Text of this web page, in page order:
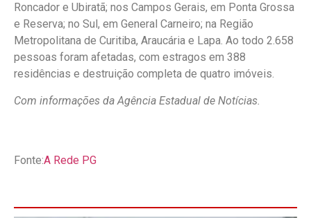
Roncador e Ubiratã; nos Campos Gerais, em Ponta Grossa
e Reserva; no Sul, em General Carneiro; na Região
Metropolitana de Curitiba, Araucária e Lapa. Ao todo 2.658
pessoas foram afetadas, com estragos em 388
residências e destruição completa de quatro imóveis.
Com informações da Agência Estadual de Notícias.
Fonte:A Rede PG